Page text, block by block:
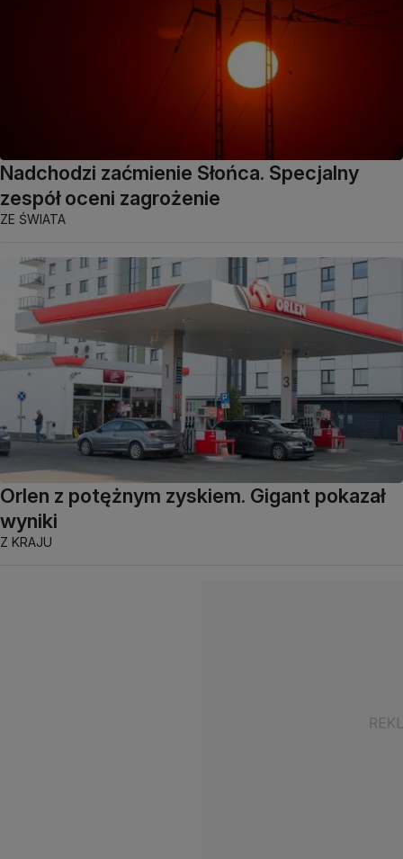
Nadchodzi zaćmienie Słońca. Specjalny
zespół oceni zagrożenie
ZE ŚWIATA
Orlen z potężnym zyskiem. Gigant pokazał
wyniki
Z KRAJU